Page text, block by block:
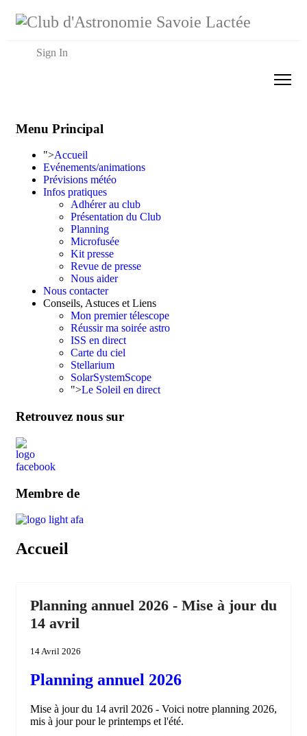
Sign In
animations
météo
pratiques
contacter
Astuces et Liens
Menu Principal
">Accueil
Evénements/animations
Prévisions météo
Infos pratiques
Adhérer au club
Présentation du Club
Planning
Microfusée
Kit presse
Revue de presse
Nous aider
Nous contacter
Conseils, Astuces et Liens
Mon premier télescope
Réussir ma soirée astro
ISS en direct
Carte du ciel
Stellarium
SolarSystemScope
">Le Soleil en direct
Retrouvez nous sur
Membre de
Accueil
Planning annuel 2026 - Mise à jour du
14 avril
14 Avril 2026
Planning annuel 2026
Mise à jour du 14 avril 2026 - Voici notre planning 2026,
mis à jour pour le printemps et l'été.
précédente
précédent
suivante
suivant